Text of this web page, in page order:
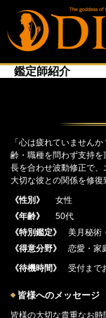
鑑定師紹介
「心は疲れていません
齢・職種を問わず支持
長を合わせ波動修正で、
大切な彼との関係を修復
《性別》
女性
《年齢》
50代
《特別鑑定》
美月秘術
《得意分野》
恋愛・家
《待機時間》
受付まで
皆様へのメッセージ
皆様の大切な貴重なお